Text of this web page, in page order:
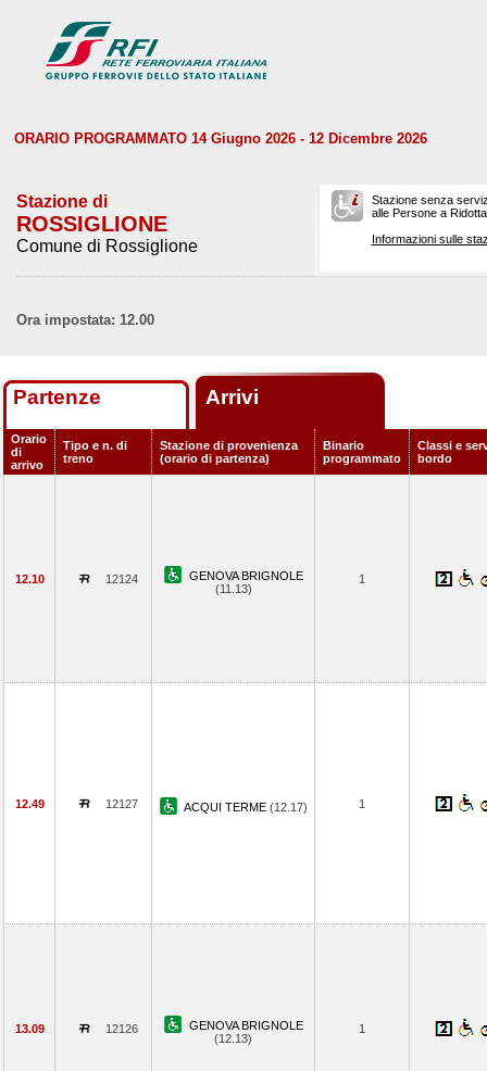
ORARIO PROGRAMMATO 14 Giugno 2026 - 12 Dicembre 2026
Stazione di
ROSSIGLIONE
Comune di Rossiglione
Stazione senza
alle Persone a
Informazioni sulle
Ora impostata: 12.00
Partenze Arrivi
Orario
di
arrivo
Tipo e n. di
treno
Stazione di provenienza
(orario di partenza)
Binario
programmato
Classi e
bordo
12.10 12124
GENOVA BRIGNOLE
(11.13)
1
12.49 12127 ACQUI TERME (12.17) 1
13.09 12126
GENOVA BRIGNOLE
(12.13)
1